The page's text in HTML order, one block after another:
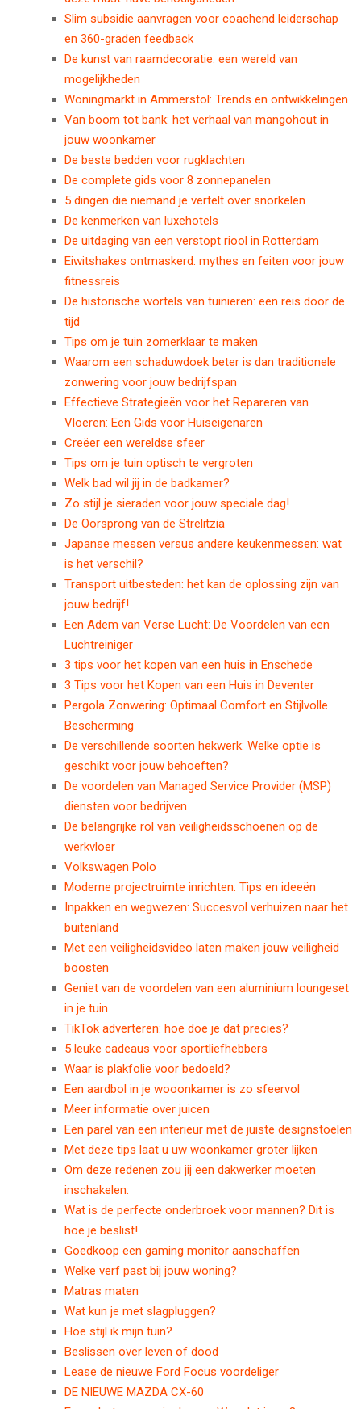
Slim subsidie aanvragen voor coachend leiderschap
en 360-graden feedback
De kunst van raamdecoratie: een wereld van
mogelijkheden
Woningmarkt in Ammerstol: Trends en ontwikkelingen
Van boom tot bank: het verhaal van mangohout in
jouw woonkamer
De beste bedden voor rugklachten
De complete gids voor 8 zonnepanelen
5 dingen die niemand je vertelt over snorkelen
De kenmerken van luxehotels
De uitdaging van een verstopt riool in Rotterdam
Eiwitshakes ontmaskerd: mythes en feiten voor jouw
fitnessreis
De historische wortels van tuinieren: een reis door de
tijd
Tips om je tuin zomerklaar te maken
Waarom een schaduwdoek beter is dan traditionele
zonwering voor jouw bedrijfspan
Effectieve Strategieën voor het Repareren van
Vloeren: Een Gids voor Huiseigenaren
Creëer een wereldse sfeer
Tips om je tuin optisch te vergroten
Welk bad wil jij in de badkamer?
Zo stijl je sieraden voor jouw speciale dag!
De Oorsprong van de Strelitzia
Japanse messen versus andere keukenmessen: wat
is het verschil?
Transport uitbesteden: het kan de oplossing zijn van
jouw bedrijf!
Een Adem van Verse Lucht: De Voordelen van een
Luchtreiniger
3 tips voor het kopen van een huis in Enschede
3 Tips voor het Kopen van een Huis in Deventer
Pergola Zonwering: Optimaal Comfort en Stijlvolle
Bescherming
De verschillende soorten hekwerk: Welke optie is
geschikt voor jouw behoeften?
De voordelen van Managed Service Provider (MSP)
diensten voor bedrijven
De belangrijke rol van veiligheidsschoenen op de
werkvloer
Volkswagen Polo
Moderne projectruimte inrichten: Tips en ideeën
Inpakken en wegwezen: Succesvol verhuizen naar het
buitenland
Met een veiligheidsvideo laten maken jouw veiligheid
boosten
Geniet van de voordelen van een aluminium loungeset
in je tuin
TikTok adverteren: hoe doe je dat precies?
5 leuke cadeaus voor sportliefhebbers
Waar is plakfolie voor bedoeld?
Een aardbol in je wooonkamer is zo sfeervol
Meer informatie over juicen
Een parel van een interieur met de juiste designstoelen
Met deze tips laat u uw woonkamer groter lijken
Om deze redenen zou jij een dakwerker moeten
inschakelen:
Wat is de perfecte onderbroek voor mannen? Dit is
hoe je beslist!
Goedkoop een gaming monitor aanschaffen
Welke verf past bij jouw woning?
Matras maten
Wat kun je met slagpluggen?
Hoe stijl ik mijn tuin?
Beslissen over leven of dood
Lease de nieuwe Ford Focus voordeliger
DE NIEUWE MAZDA CX-60